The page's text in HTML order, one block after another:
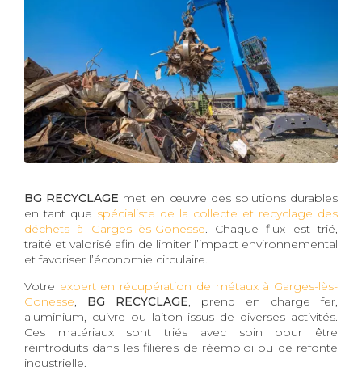
BG RECYCLAGE met en œuvre des solutions durables
en tant que spécialiste de la collecte et recyclage des
déchets à Garges-lès-Gonesse. Chaque flux est trié,
traité et valorisé afin de limiter l’impact environnemental
et favoriser l’économie circulaire.
Votre expert en récupération de métaux à Garges-lès-
Gonesse, BG RECYCLAGE, prend en charge fer,
aluminium, cuivre ou laiton issus de diverses activités.
Ces matériaux sont triés avec soin pour être
réintroduits dans les filières de réemploi ou de refonte
industrielle.